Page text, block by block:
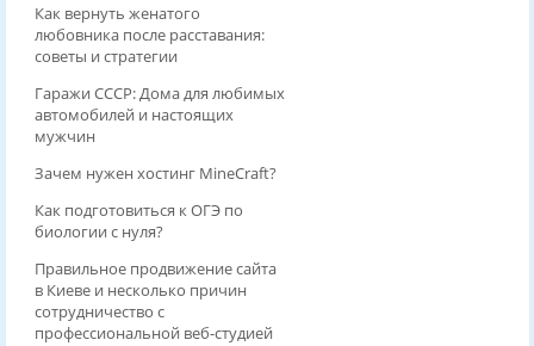
Как вернуть женатого
любовника после расставания:
советы и стратегии
Гаражи СССР: Дома для любимых
автомобилей и настоящих
мужчин
Зачем нужен хостинг MineCraft?
Как подготовиться к ОГЭ по
биологии с нуля?
Правильное продвижение сайта
в Киеве и несколько причин
сотрудничество с
профессиональной веб-студией